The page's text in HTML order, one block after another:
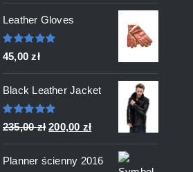
Leather Gloves
Oceniono
5.00
45,00zł
Black Leather Jacket
Oceniono
5.00
235,00zł Pierwotna
cena
wynosiła:
200,00 złAktualna
cena
wynosi:
Planner ścienny 2016